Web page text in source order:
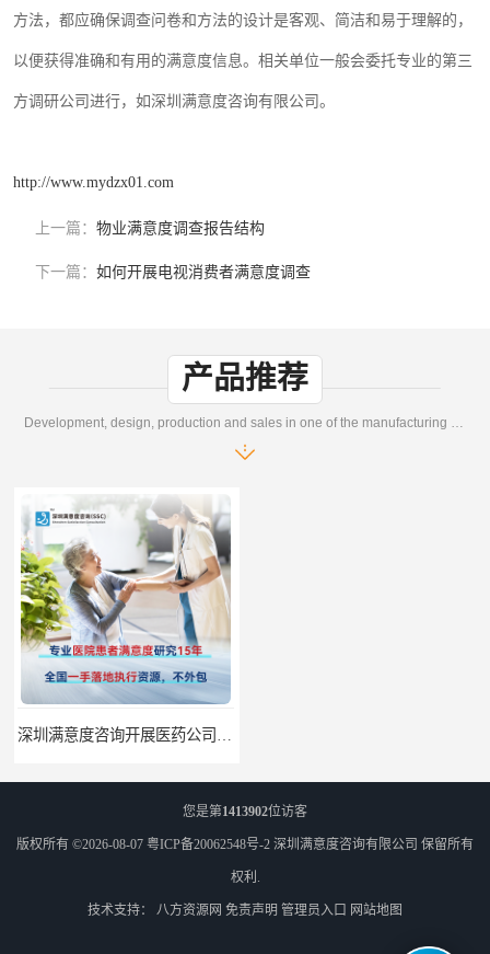
方法，都应确保调查问卷和方法的设计是客观、简洁和易于理解的，
以便获得准确和有用的满意度信息。 相关单位一般会委托专业的第三
方调研公司进行， 如深圳满意度咨询有限公司。
http://www.mydzx01.com
上一篇： 物业满意度调查报告结构
下一篇： 如何开展电视消费者满意度调查
产品推荐
Development, design, production and sales in one of the manufacturing enterprises
您是第1413902位访客
版权所有 ©2026-08-07 粤ICP备20062548号-2 深圳满意度咨询有限公司 保留所有
权利.
技术支持： 八方资源网 免责声明 管理员入口 网站地图